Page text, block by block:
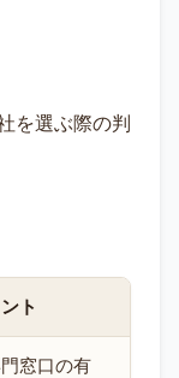
を選ぶ際の判
ト
窓口の有